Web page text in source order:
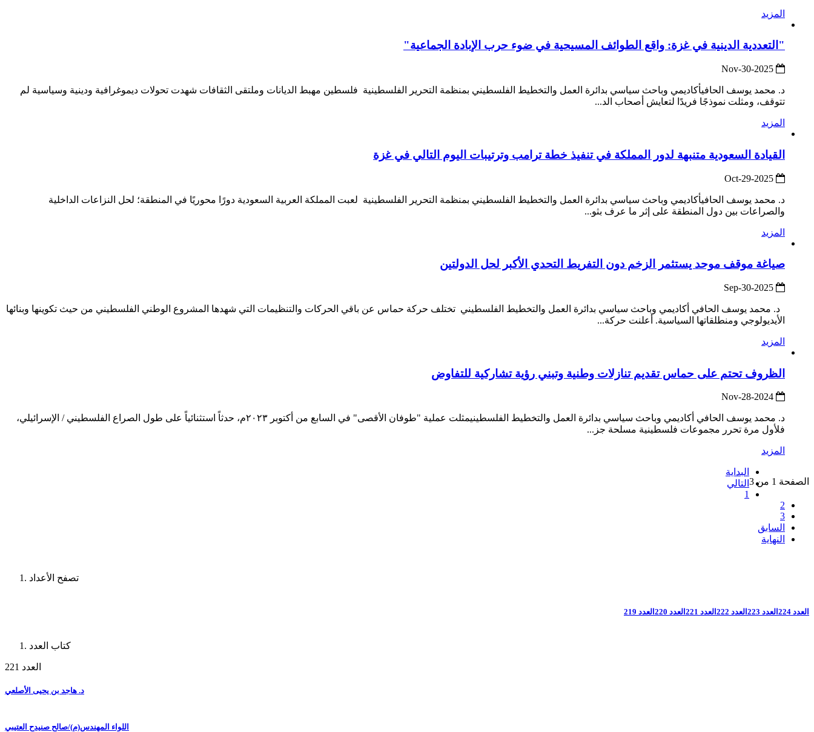
المزيد
"التعددية الدينية في غزة: واقع الطوائف المسيحية في ضوء حرب الإبادة الجماعية"
د. محمد يوسف الحافيأكاديمي وباحث سياسي بدائرة العمل والتخطيط الفلسطيني بمنظمة التحرير الفلسطينية فلسطين مهبط الديانات وملتقى الثقافات شهدت تحولات ديموغرافية ودينية وسياسية لم
تتوقف، ومثلت نموذجًا فريدًا لتعايش أصحاب الد...
المزيد
القيادة السعودية متنبهة لدور المملكة في تنفيذ خطة ترامب وترتيبات اليوم التالي في غزة
د. محمد يوسف الحافيأكاديمي وباحث سياسي بدائرة العمل والتخطيط الفلسطيني بمنظمة التحرير الفلسطينية لعبت المملكة العربية السعودية دورًا محوريًا في المنطقة؛ لحل النزاعات الداخلية
والصراعات بين دول المنطقة على إثر ما عرف بثو...
المزيد
صياغة موقف موحد يستثمر الزخم دون التفريط التحدي الأكبر لحل الدولتين
د. محمد يوسف الحافي أكاديمي وباحث سياسي بدائرة العمل والتخطيط الفلسطيني تختلف حركة حماس عن باقي الحركات والتنظيمات التي شهدها المشروع الوطني الفلسطيني من حيث تكوينها وبنائها
الأيديولوجي ومنطلقاتها السياسية. أعلنت حركة...
المزيد
الظروف تحتم على حماس تقديم تنازلات وطنية وتبني رؤية تشاركية للتفاوض
د. محمد يوسف الحافي أكاديمي وباحث سياسي بدائرة العمل والتخطيط الفلسطينيمثلت عملية "طوفان الأقصى" في السابع من أكتوبر ٢٠٢٣م، حدثاً استثنائياً على طول الصراع الفلسطيني / الإسرائيلي،
فلأول مرة تحرر مجموعات فلسطينية مسلحة جز...
المزيد
الصفحة 1 من 3
البداية
التالي
1
2
3
السابق
النهاية
تصفح الأعداد
العدد 224 العدد 223 العدد 222 العدد 221 العدد 220 العدد 219
كتاب العدد
العدد 221
د. هاجد بن يحيى الأصلعي
اللواء المهندس(م)/صالح صنيدح العتيبي